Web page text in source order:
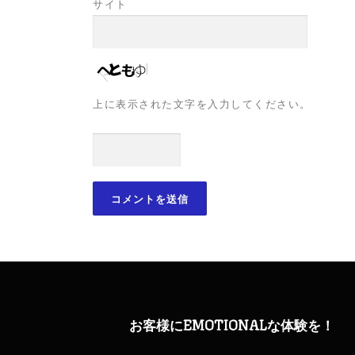
サイト
上に表示された文字を入力してください。
お客様にEMOTIONALな体験を！